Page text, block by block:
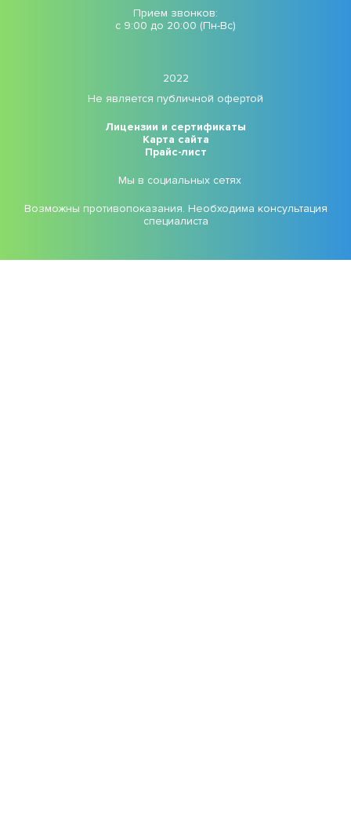
Прием звонков:
с 9:00 до 20:00 (Пн-Вс)
2022
Не является публичной офертой
Лицензии и сертификаты
Карта сайта
Прайс-лист
Мы в социальных сетях
Возможны противопоказания. Необходима консультация
специалиста